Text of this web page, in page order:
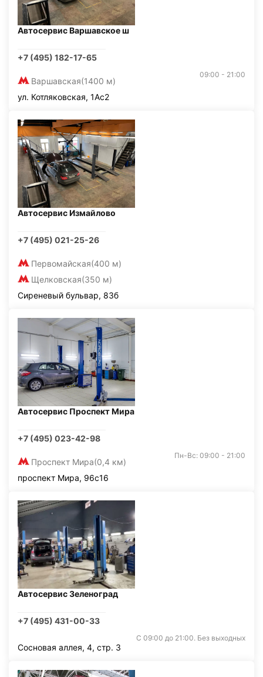
Автосервис Варшавское ш
+7 (495) 182-17-65
Варшавская(1400 м)
09:00 - 21:00
ул. Котляковская, 1Ас2
Автосервис Измайлово
+7 (495) 021-25-26
Первомайская(400 м)
Щелковская(350 м)
Сиреневый бульвар, 83б
Автосервис Проспект Мира
+7 (495) 023-42-98
Проспект Мира(0,4 км)
Пн-Вс: 09:00 - 21:00
проспект Мира, 96с16
Автосервис Зеленоград
+7 (495) 431-00-33
С 09:00 до 21:00. Без выходных
Сосновая аллея, 4, стр. 3